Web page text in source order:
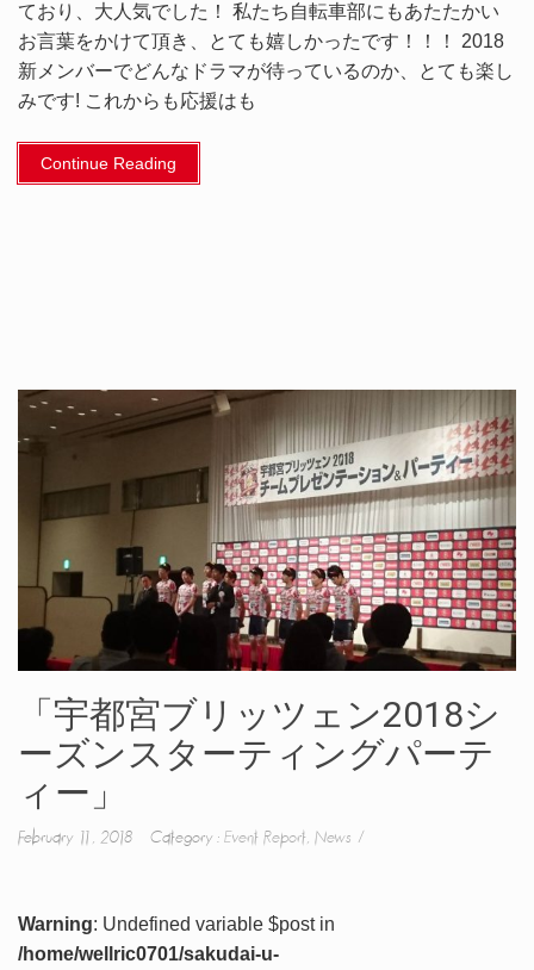
ており、大人気でした！ 私たち自転車部にもあたたかい
お言葉をかけて頂き、とても嬉しかったです！！！ 2018
新メンバーでどんなドラマが待っているのか、とても楽し
みです! これからも応援はも
Continue Reading
「宇都宮ブリッツェン2018シ
ーズンスターティングパーテ
ィー」
February 11, 2018 Category : Event Report, News
Warning: Undefined variable $post in
/home/wellric0701/sakudai-u-